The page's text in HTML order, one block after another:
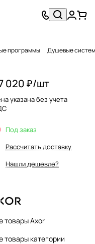
программы Душевые
020 ₽/шт
указана без учета
Под заказ
Рассчитать доставку
Нашли дешевле?
товары Axor
товары категории